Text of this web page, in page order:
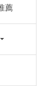
薦